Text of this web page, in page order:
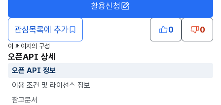
관심목록에 추가
활용신청
0 0
이 페이지의 구성
오픈API 상세
오픈 API 정보
이용 조건 및 라이선스 정보
참고문서